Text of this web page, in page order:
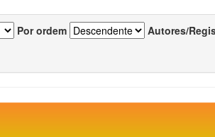
Por ordem Autores/